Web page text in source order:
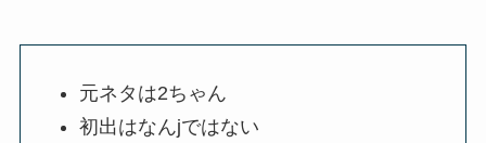
元ネタは2ちゃん
初出はなんjではない